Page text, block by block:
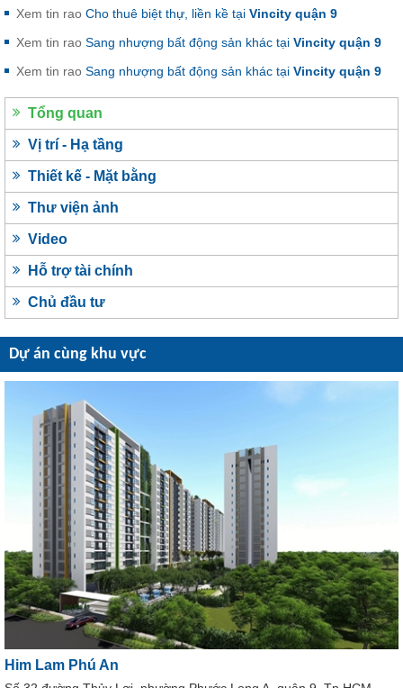
Xem tin rao Cho thuê biệt thự, liền kề tại Vincity quận 9
Xem tin rao Sang nhượng bất động sản khác tại Vincity quận 9
Xem tin rao Sang nhượng bất động sản khác tại Vincity quận 9
Tổng quan
Vị trí - Hạ tầng
Thiết kế - Mặt bằng
Thư viện ảnh
Video
Hỗ trợ tài chính
Chủ đầu tư
Dự án cùng khu vực
Him Lam Phú An